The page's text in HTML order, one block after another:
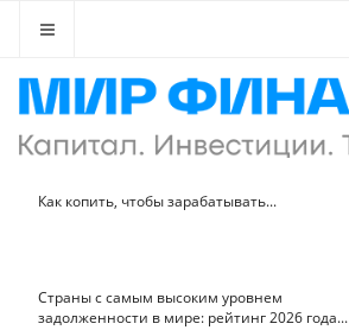
Как копить, чтобы зарабатывать...
Страны с самым высоким уровнем
задолженности в мире: рейтинг 2026 года...